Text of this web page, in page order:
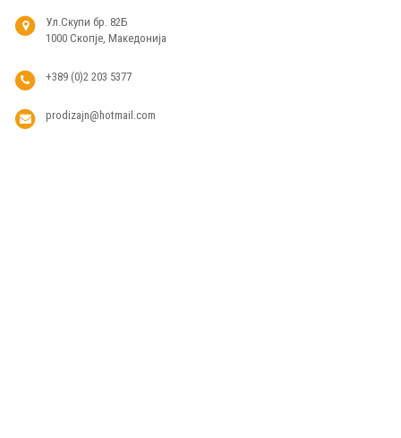
Ул.Скупи бр. 82Б
1000 Скопје, Македонија
+389 (0)2 203 5377
prodizajn@hotmail.com